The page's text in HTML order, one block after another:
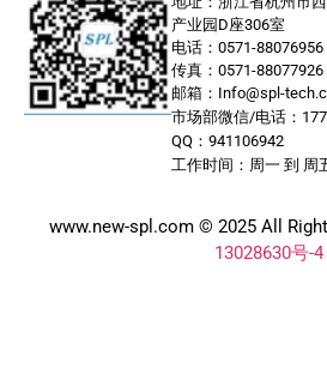
产业园D座306室
电话：0571-88076956
传真：0571-88077926
邮箱：Info@spl-
市场部微信/电话：
QQ：941106942
工作时间：周一 到 周
www.new-spl.com © 2025 All
13028630号-4